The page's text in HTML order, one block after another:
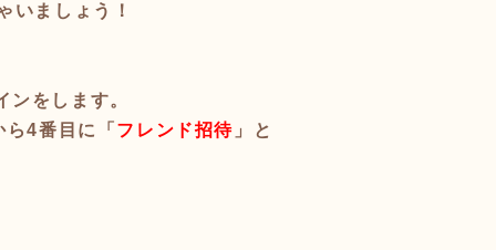
いましょう！
をします。
4番目に「 フレンド招待 」と